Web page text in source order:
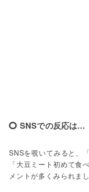
SNSでの反応は…
SNSを覗いてみると、
「大豆ミート初めて食
メントが多くみられまし